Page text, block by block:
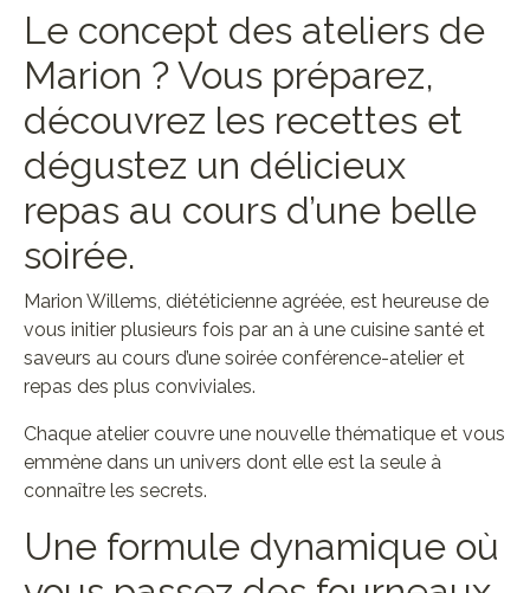
Le concept des ateliers de
Marion ? Vous préparez,
découvrez les recettes et
dégustez un délicieux
repas au cours d’une belle
soirée.
Marion Willems, diététicienne agréée, est heureuse de
vous initier plusieurs fois par an à une cuisine santé et
saveurs au cours d’une soirée conférence-atelier et
repas des plus conviviales.
Chaque atelier couvre une nouvelle thématique et vous
emmène dans un univers dont elle est la seule à
connaître les secrets.
Une formule dynamique où